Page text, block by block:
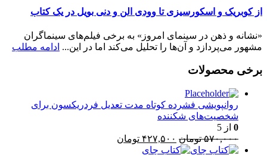
از کوبریک و اسکورسیزی تا وودی الن و دنی بویل در یک کتاب
«نشانه و ذهن در سینمای امروز» به برخی فیلم‌های سینماگران
مشهور می‌پردازد و آن‌ها را تحلیل می‌کند اما در این... ادامه مطلب
برخی محصولات
روانپویشی فشرده کوتاه مدت تعدیل فردریکسون برای
شخصیت‌های شکننده
0 از 5
۵۷۰,۰۰۰ تومان قیمت
اصلی:
۴۲۷,۵۰۰ تومان